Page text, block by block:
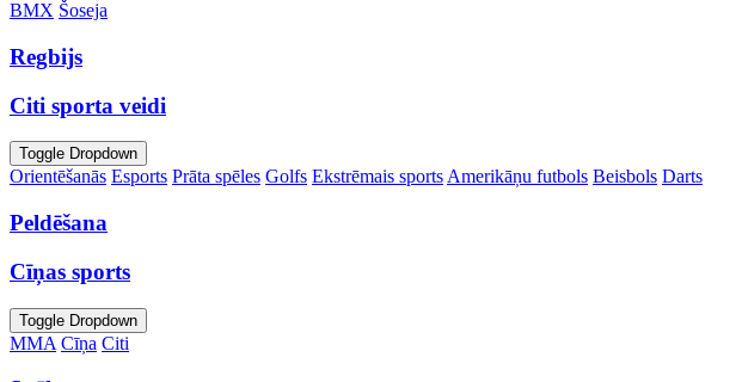
BMX Šoseja
Regbijs
Citi sporta veidi
Toggle Dropdown
Orientēšanās Esports Prāta spēles Golfs Ekstrēmais sports Amerikāņu futbols Beisbols Darts
Peldēšana
Cīņas sports
Toggle Dropdown
MMA Cīņa Citi